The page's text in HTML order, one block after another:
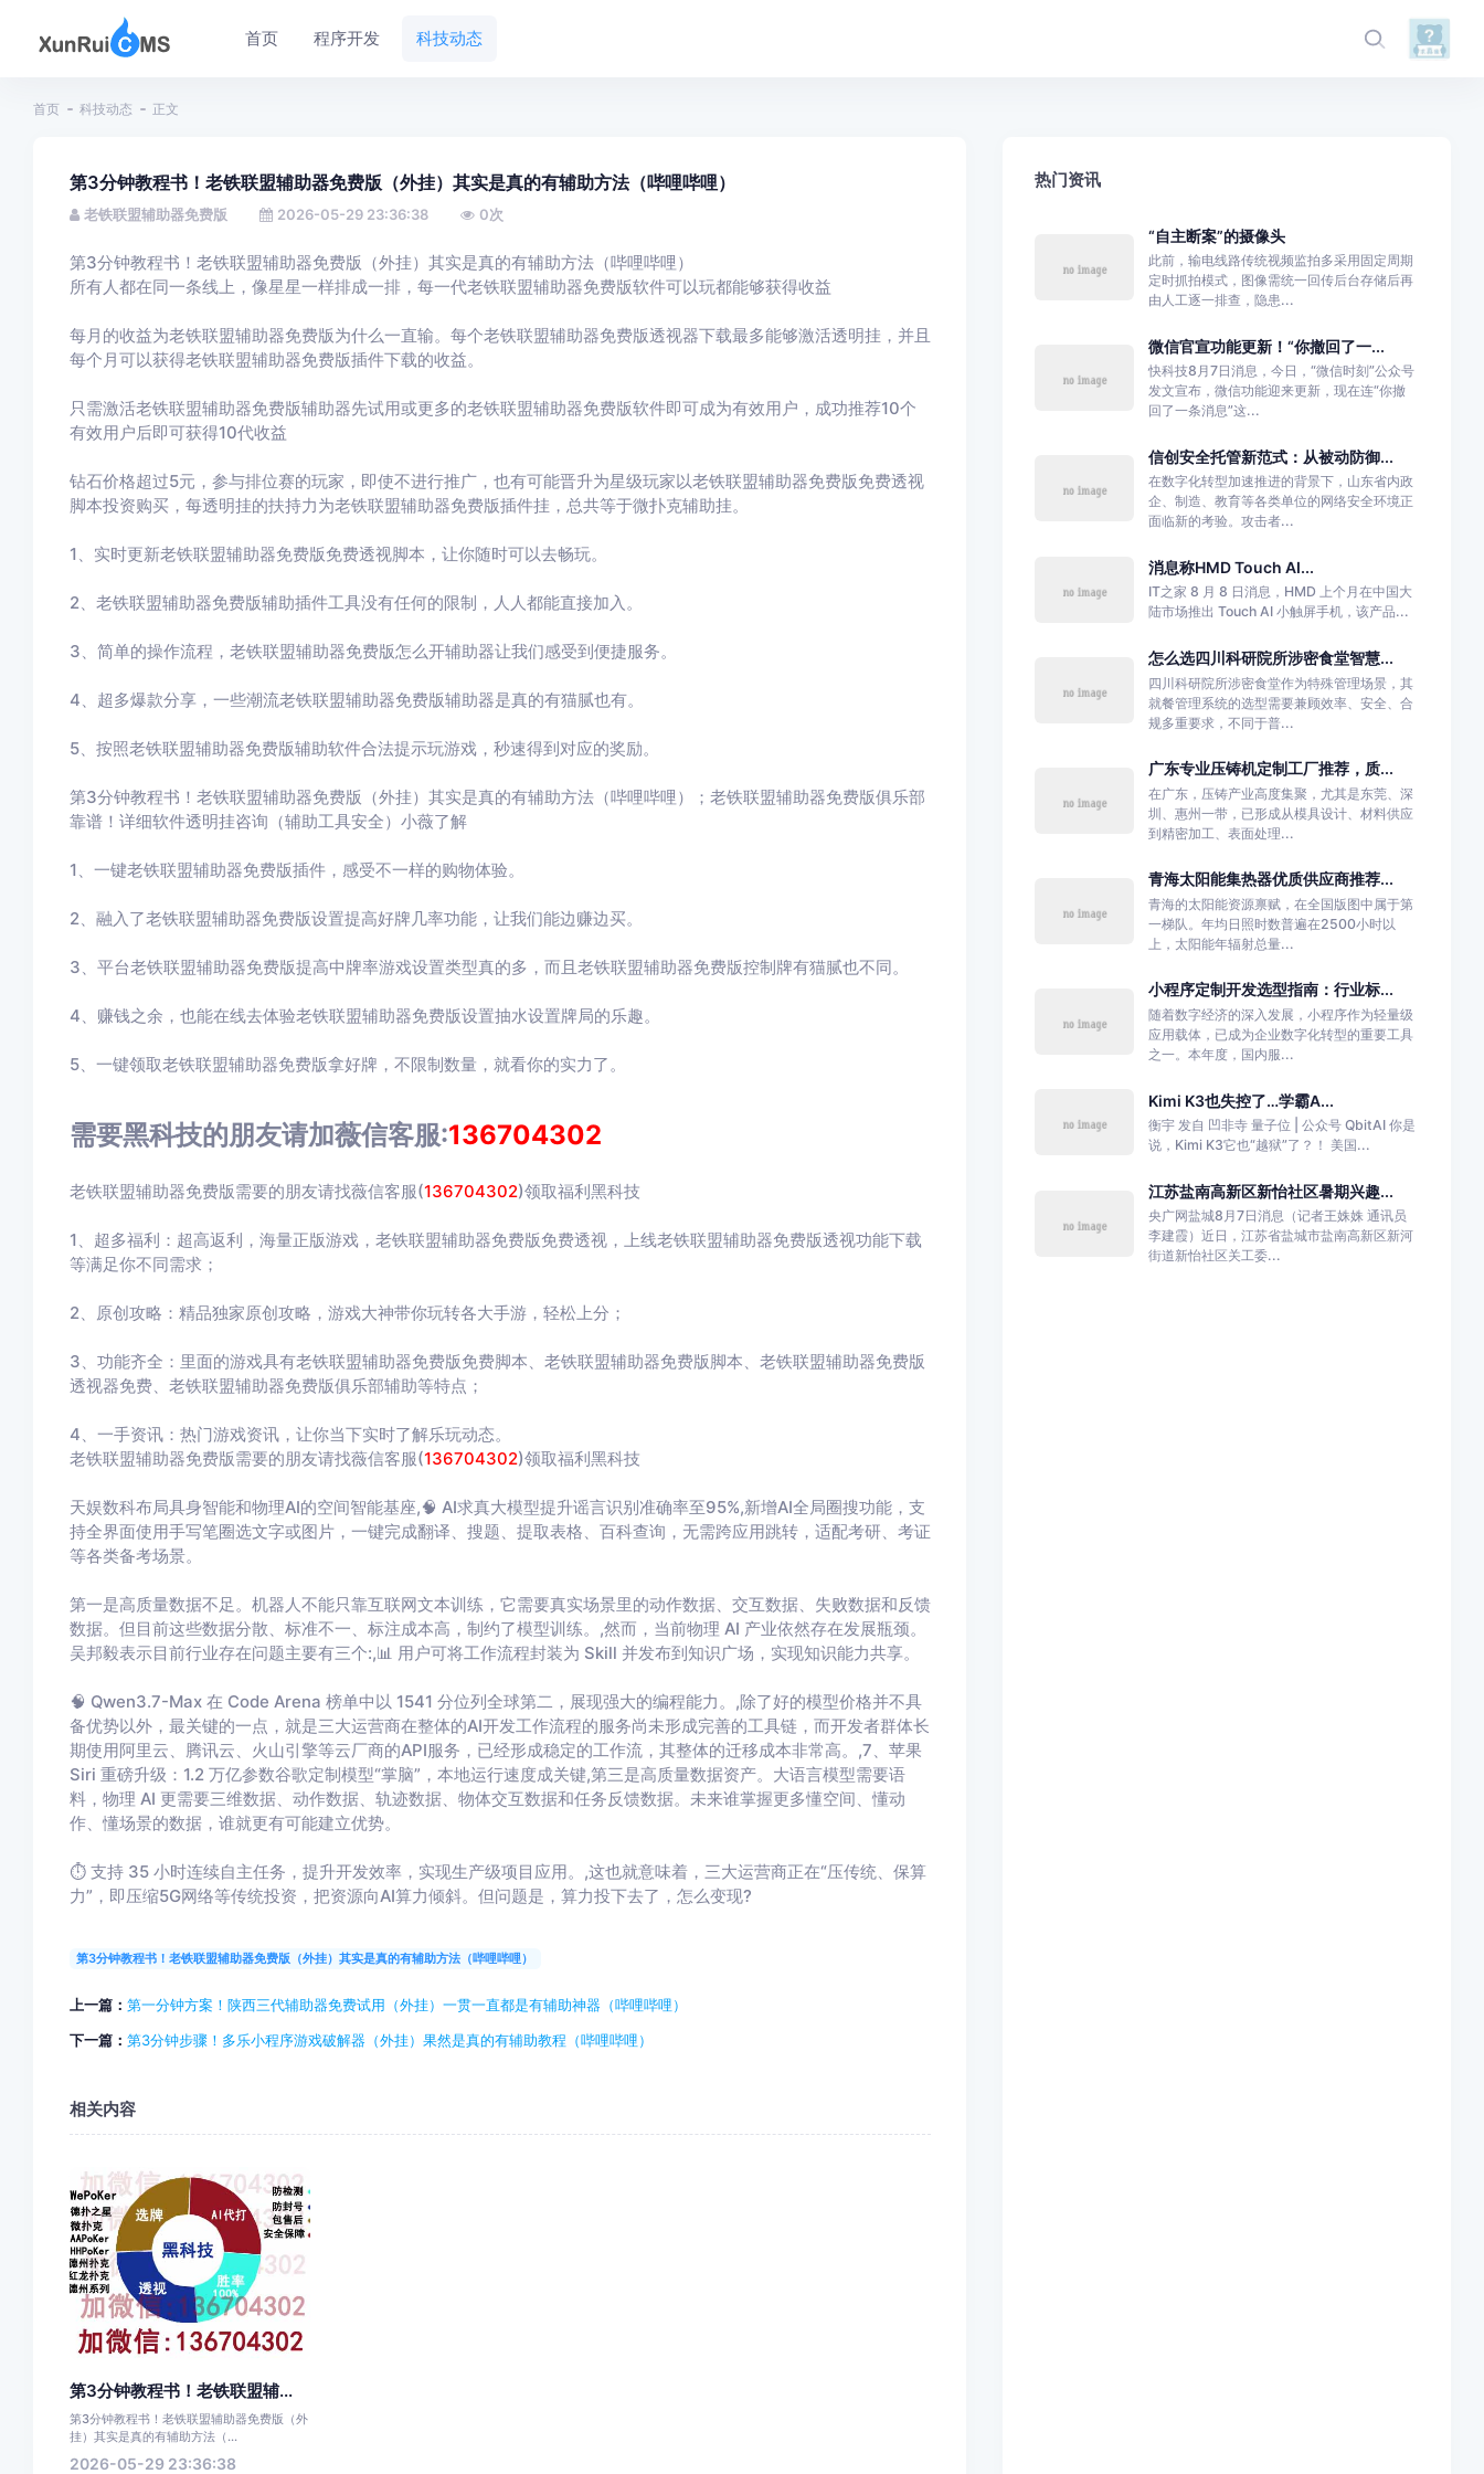
首页 程序开发 科技动态
首页 科技动态 正文
第3分钟教程书！老铁联盟辅助器免费版（外挂）其实是真的有辅助方法（哔哩哔哩）
老铁联盟辅助器免费版 2026-05-29 23:36:38 0次
第3分钟教程书！老铁联盟辅助器免费版（外挂）其实是真的有辅助方法（哔哩哔哩）
所有人都在同一条线上，像星星一样排成一排，每一代老铁联盟辅助器免费版软件可以玩都能够获得收益
每月的收益为老铁联盟辅助器免费版为什么一直输。每个老铁联盟辅助器免费版透视器下载最多能够激活透明挂，并且
每个月可以获得老铁联盟辅助器免费版插件下载的收益。
只需激活老铁联盟辅助器免费版辅助器先试用或更多的老铁联盟辅助器免费版软件即可成为有效用户，成功推荐10个
有效用户后即可获得10代收益
钻石价格超过5元，参与排位赛的玩家，即使不进行推广，也有可能晋升为星级玩家以老铁联盟辅助器免费版免费透视
脚本投资购买，每透明挂的扶持力为老铁联盟辅助器免费版插件挂，总共等于微扑克辅助挂。
1、实时更新老铁联盟辅助器免费版免费透视脚本，让你随时可以去畅玩。
2、老铁联盟辅助器免费版辅助插件工具没有任何的限制，人人都能直接加入。
3、简单的操作流程，老铁联盟辅助器免费版怎么开辅助器让我们感受到便捷服务。
4、超多爆款分享，一些潮流老铁联盟辅助器免费版辅助器是真的有猫腻也有。
5、按照老铁联盟辅助器免费版辅助软件合法提示玩游戏，秒速得到对应的奖励。
第3分钟教程书！老铁联盟辅助器免费版（外挂）其实是真的有辅助方法（哔哩哔哩）；老铁联盟辅助器免费版俱乐部
靠谱！详细软件透明挂咨询（辅助工具安全）小薇了解
1、一键老铁联盟辅助器免费版插件，感受不一样的购物体验。
2、融入了老铁联盟辅助器免费版设置提高好牌几率功能，让我们能边赚边买。
3、平台老铁联盟辅助器免费版提高中牌率游戏设置类型真的多，而且老铁联盟辅助器免费版控制牌有猫腻也不同。
4、赚钱之余，也能在线去体验老铁联盟辅助器免费版设置抽水设置牌局的乐趣。
5、一键领取老铁联盟辅助器免费版拿好牌，不限制数量，就看你的实力了。
需要黑科技的朋友请加薇信客服:136704302
老铁联盟辅助器免费版需要的朋友请找薇信客服(136704302)领取福利黑科技
1、超多福利：超高返利，海量正版游戏，老铁联盟辅助器免费版免费透视，上线老铁联盟辅助器免费版透视功能下载
等满足你不同需求；
2、原创攻略：精品独家原创攻略，游戏大神带你玩转各大手游，轻松上分；
3、功能齐全：里面的游戏具有老铁联盟辅助器免费版免费脚本、老铁联盟辅助器免费版脚本、老铁联盟辅助器免费版
透视器免费、老铁联盟辅助器免费版俱乐部辅助等特点；
4、一手资讯：热门游戏资讯，让你当下实时了解乐玩动态。
老铁联盟辅助器免费版需要的朋友请找薇信客服(136704302)领取福利黑科技
天娱数科布局具身智能和物理AI的空间智能基座,🧠 AI求真大模型提升谣言识别准确率至95%,新增AI全局圈搜功能，支
持全界面使用手写笔圈选文字或图片，一键完成翻译、搜题、提取表格、百科查询，无需跨应用跳转，适配考研、考证
等各类备考场景。
第一是高质量数据不足。机器人不能只靠互联网文本训练，它需要真实场景里的动作数据、交互数据、失败数据和反馈
数据。但目前这些数据分散、标准不一、标注成本高，制约了模型训练。,然而，当前物理 AI 产业依然存在发展瓶颈。
吴邦毅表示目前行业存在问题主要有三个:,📊 用户可将工作流程封装为 Skill 并发布到知识广场，实现知识能力共享。
🧠 Qwen3.7-Max 在 Code Arena 榜单中以 1541 分位列全球第二，展现强大的编程能力。,除了好的模型价格并不具
备优势以外，最关键的一点，就是三大运营商在整体的AI开发工作流程的服务尚未形成完善的工具链，而开发者群体长
期使用阿里云、腾讯云、火山引擎等云厂商的API服务，已经形成稳定的工作流，其整体的迁移成本非常高。,7、苹果
Siri 重磅升级：1.2 万亿参数谷歌定制模型“掌脑”，本地运行速度成关键,第三是高质量数据资产。大语言模型需要语
料，物理 AI 更需要三维数据、动作数据、轨迹数据、物体交互数据和任务反馈数据。未来谁掌握更多懂空间、懂动
作、懂场景的数据，谁就更有可能建立优势。
⏱️ 支持 35 小时连续自主任务，提升开发效率，实现生产级项目应用。,这也就意味着，三大运营商正在“压传统、保算
力”，即压缩5G网络等传统投资，把资源向AI算力倾斜。但问题是，算力投下去了，怎么变现?
第3分钟教程书！老铁联盟辅助器免费版（外挂）其实是真的有辅助方法（哔哩哔哩）
上一篇： 第一分钟方案！陕西三代辅助器免费试用（外挂）一贯一直都是有辅助神器（哔哩哔哩）
下一篇： 第3分钟步骤！多乐小程序游戏破解器（外挂）果然是真的有辅助教程（哔哩哔哩）
相关内容
第3分钟教程书！老铁联盟辅...
第3分钟教程书！老铁联盟辅助器免费版（外
挂）其实是真的有辅助方法（...
2026-05-29 23:36:38
热门资讯
“自主断案”的摄像头
此前，输电线路传统视频监拍多采用固定周期
定时抓拍模式，图像需统一回传后台存储后再
由人工逐一排查，隐患...
微信官宣功能更新！“你撤回了一...
快科技8月7日消息，今日，“微信时刻”公众号
发文宣布，微信功能迎来更新，现在连“你撤
回了一条消息”这...
信创安全托管新范式：从被动防御...
在数字化转型加速推进的背景下，山东省内政
企、制造、教育等各类单位的网络安全环境正
面临新的考验。攻击者...
消息称HMD Touch AI...
IT之家 8 月 8 日消息，HMD 上个月在中国大
陆市场推出 Touch AI 小触屏手机，该产品...
怎么选四川科研院所涉密食堂智慧...
四川科研院所涉密食堂作为特殊管理场景，其
就餐管理系统的选型需要兼顾效率、安全、合
规多重要求，不同于普...
广东专业压铸机定制工厂推荐，质...
在广东，压铸产业高度集聚，尤其是东莞、深
圳、惠州一带，已形成从模具设计、材料供应
到精密加工、表面处理...
青海太阳能集热器优质供应商推荐...
青海的太阳能资源禀赋，在全国版图中属于第
一梯队。年均日照时数普遍在2500小时以
上，太阳能年辐射总量...
小程序定制开发选型指南：行业标...
随着数字经济的深入发展，小程序作为轻量级
应用载体，已成为企业数字化转型的重要工具
之一。本年度，国内服...
Kimi K3也失控了…学霸A...
衡宇 发自 凹非寺 量子位 | 公众号 QbitAI 你是
说，Kimi K3它也“越狱”了？！ 美国...
江苏盐南高新区新怡社区暑期兴趣...
央广网盐城8月7日消息（记者王姝姝 通讯员
李建霞）近日，江苏省盐城市盐南高新区新河
街道新怡社区关工委...